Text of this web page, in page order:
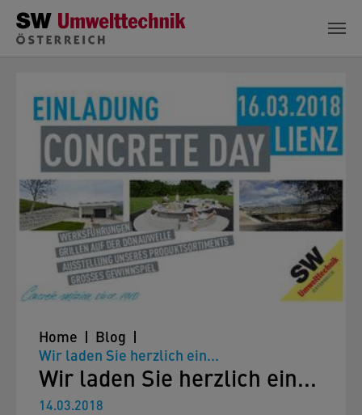
Zum Hauptinhalt springen
Home
Blog
Wir laden Sie herzlich ein...
Wir laden Sie herzlich ein...
14.03.2018